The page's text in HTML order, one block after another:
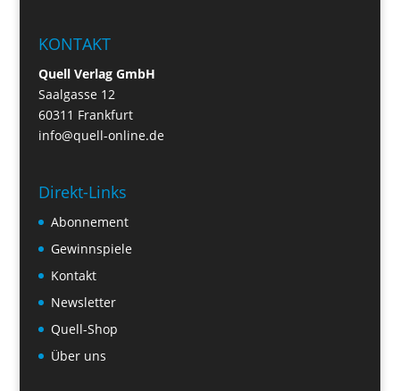
KONTAKT
Quell Verlag GmbH
Saalgasse 12
60311 Frankfurt
info@quell-online.de
Direkt-Links
Abonnement
Gewinnspiele
Kontakt
Newsletter
Quell-Shop
Über uns